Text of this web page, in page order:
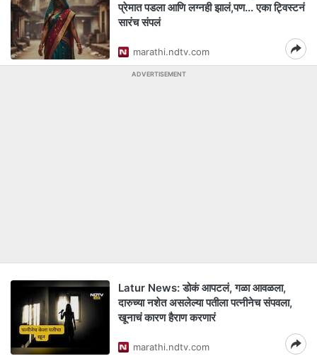
प्रेमात पडला आणि लग्नही झालं,पण... एका ट्विस्टनं
सारंच संपलं
marathi.ndtv.com
ADVERTISEMENT
Latur News: डोकं आपटलं, गळा आवळला,
दारुच्या नशेत असलेल्या पतीला पत्नीनेच संपवला,
खूनाचं कारण हैराण करणारं
marathi.ndtv.com